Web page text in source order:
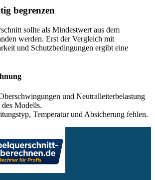
begrenzen
sollte als Mindestwert aus dem
werden. Erst der Vergleich mit
und Schutzbedingungen ergibt eine
und Neutralleiterbelastung
Modells.
Temperatur und Absicherung fehlen.